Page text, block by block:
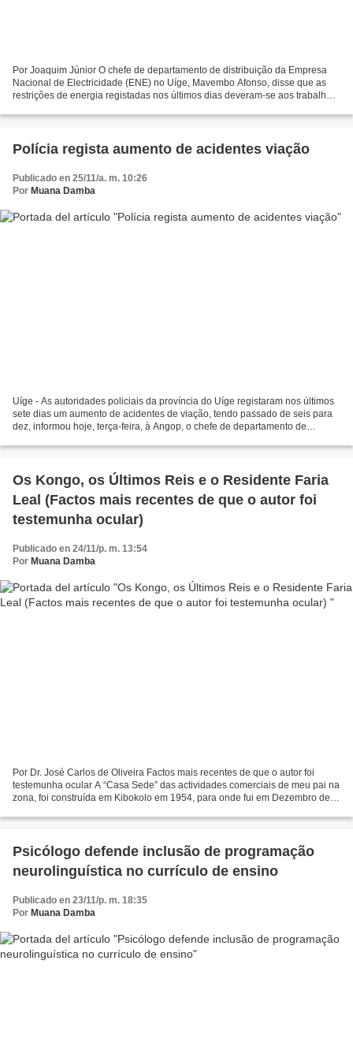
Por Joaquim Júnior O chefe de departamento de distribuição da Empresa
Nacional de Electricidade (ENE) no Uíge, Mavembo Afonso, disse que as
restrições de energia registadas nos últimos dias deveram-se aos trabalhos
Polícia regista aumento de acidentes viação
Publicado en 25/11/a. m. 10:26
Por Muana Damba
Uíge - As autoridades policiais da província do Uíge registaram nos últimos
sete dias um aumento de acidentes de viação, tendo passado de seis para
dez, informou hoje, terça-feira, à Angop, o chefe de departamento de
Os Kongo, os Últimos Reis e o Residente Faria
Leal (Factos mais recentes de que o autor foi
testemunha ocular)
Publicado en 24/11/p. m. 13:54
Por Muana Damba
Por Dr. José Carlos de Oliveira Factos mais recentes de que o autor foi
testemunha ocular A “Casa Sede” das actividades comerciais de meu pai na
zona, foi construída em Kibokolo em 1954, para onde fui em Dezembro de
Psicólogo defende inclusão de programação
neurolinguística no currículo de ensino
Publicado en 23/11/p. m. 18:35
Por Muana Damba